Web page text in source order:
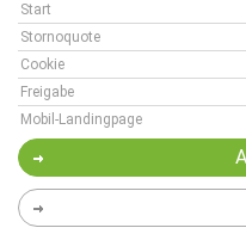
Start
Stornoquote
Cookie
Freigabe
Mobil-Landingpage